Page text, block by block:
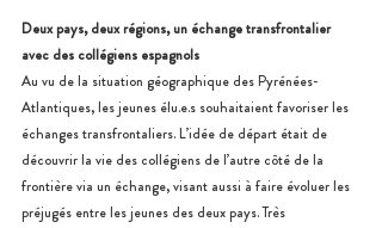
Deux pays, deux régions, un échange transfrontalier
avec des collégiens espagnols
Au vu de la situation géographique des Pyrénées-
Atlantiques, les jeunes élu.e.s souhaitaient favoriser les
échanges transfrontaliers. L’idée de départ était de
découvrir la vie des collégiens de l’autre côté de la
frontière via un échange, visant aussi à faire évoluer les
préjugés entre les jeunes des deux pays. Très